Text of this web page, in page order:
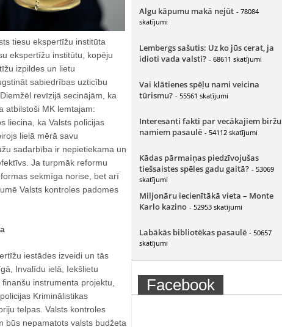
tiesu ekspertīžu institūta
ekspertīžu institūtu, kopēju
izpildes un lietu
sabiedrības uzticību
revīzijā secinājām, ka
atbilstoši MK lemtajam:
liecina, ka Valsts policijas
lielā mērā savu
sadarbība ir nepietiekama un
Ja turpmāk reformu
sekmīga norise, bet arī
Valsts kontroles padomes
iestādes izveidi un tās
Invalīdu ielā, Iekšlietu
instrumenta projektu,
Kriminālistikas
telpas. Valsts kontroles
būs nepamatots valsts budžeta
Algu kāpumu makā nejūt - 78084
skatījumi
Lembergs sašutis: Uz ko jūs cerat, ja
idioti vada valsti? - 68611 skatījumi
Vai klātienes spēļu nami veicina
tūrismu? - 55561 skatījumi
Interesanti fakti par vecākajiem biržu
namiem pasaulē - 54112 skatījumi
Kādas pārmaiņas piedzīvojušas
tiešsaistes spēles gadu gaitā? - 53069
skatījumi
Miljonāru iecienītākā vieta – Monte
Karlo kazino - 52953 skatījumi
Labākās bibliotēkas pasaulē - 50657
skatījumi
Facebook